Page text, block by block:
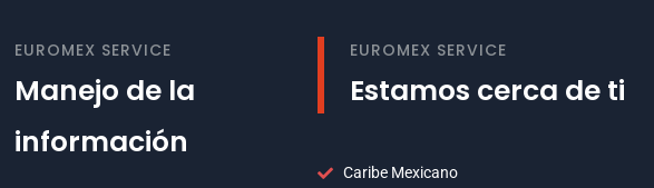
EUROMEX SERVICE
Manejo de la
información
EUROMEX SERVICE
Estamos cerca de ti
Caribe Mexicano